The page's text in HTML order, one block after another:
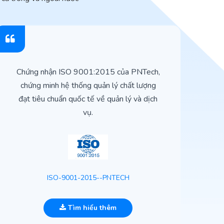
Chứng nhận ISO 9001:2015 của PNTech,
chứng minh hệ thống quản lý chất lượng
đạt tiêu chuẩn quốc tế về quản lý và dịch
vụ.
ISO-9001-2015--PNTECH
Tìm hiểu thêm